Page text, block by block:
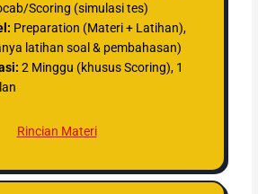
Scoring (simulasi tes)
Preparation (Materi + Latihan),
latihan soal & pembahasan)
2 Minggu (khusus Scoring), 1
Rincian Materi